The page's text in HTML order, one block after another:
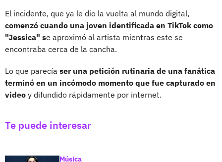
El incidente, que ya le dio la vuelta al mundo digital,
comenzó cuando una joven identificada en TikTok como
"Jessica" se aproximó al artista mientras este se
encontraba cerca de la cancha.
Lo que parecía ser una petición rutinaria de una fanática
terminó en un incómodo momento que fue capturado en
video y difundido rápidamente por internet.
Te puede interesar
Música